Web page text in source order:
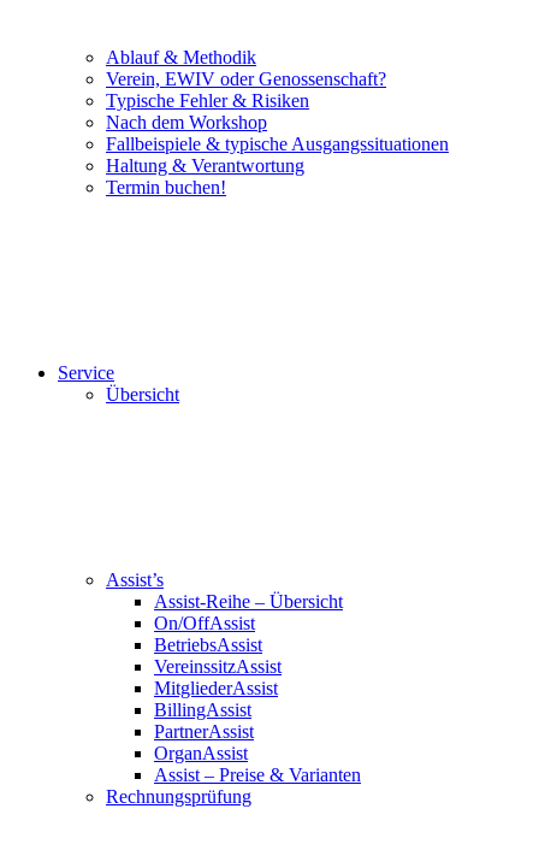
Ablauf & Methodik
Verein, EWIV oder Genossenschaft?
Typische Fehler & Risiken
Nach dem Workshop
Fallbeispiele & typische Ausgangssituationen
Haltung & Verantwortung
Termin buchen!
Service
Übersicht
Assist’s
Assist-Reihe – Übersicht
On/OffAssist
BetriebsAssist
VereinssitzAssist
MitgliederAssist
BillingAssist
PartnerAssist
OrganAssist
Assist – Preise & Varianten
Rechnungsprüfung